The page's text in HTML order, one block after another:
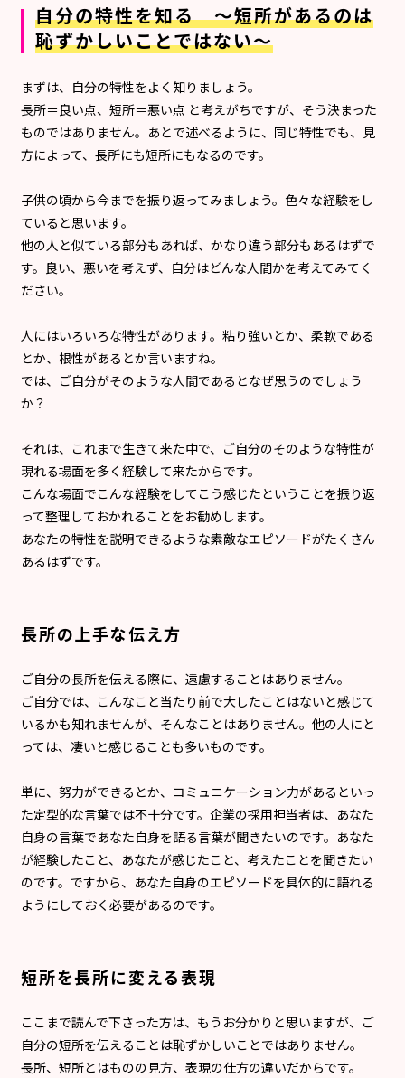
自分の特性を知る ～短所があるのは
恥ずかしいことではない～
まずは、自分の特性をよく知りましょう。
長所＝良い点、短所＝悪い点 と考えがちですが、そう決まった
ものではありません。あとで述べるように、同じ特性でも、見
方によって、長所にも短所にもなるのです。
子供の頃から今までを振り返ってみましょう。色々な経験をし
ていると思います。
他の人と似ている部分もあれば、かなり違う部分もあるはずで
す。良い、悪いを考えず、自分はどんな人間かを考えてみてく
ださい。
人にはいろいろな特性があります。粘り強いとか、柔軟である
とか、根性があるとか言いますね。
では、ご自分がそのような人間であるとなぜ思うのでしょう
か？
それは、これまで生きて来た中で、ご自分のそのような特性が
現れる場面を多く経験して来たからです。
こんな場面でこんな経験をしてこう感じたということを振り返
って整理しておかれることをお勧めします。
あなたの特性を説明できるような素敵なエピソードがたくさん
あるはずです。
長所の上手な伝え方
ご自分の長所を伝える際に、遠慮することはありません。
ご自分では、こんなこと当たり前で大したことはないと感じて
いるかも知れませんが、そんなことはありません。他の人にと
っては、凄いと感じることも多いものです。
単に、努力ができるとか、コミュニケーション力があるといっ
た定型的な言葉では不十分です。企業の採用担当者は、あなた
自身の言葉であなた自身を語る言葉が聞きたいのです。あなた
が経験したこと、あなたが感じたこと、考えたことを聞きたい
のです。ですから、あなた自身のエピソードを具体的に語れる
ようにしておく必要があるのです。
短所を長所に変える表現
ここまで読んで下さった方は、もうお分かりと思いますが、ご
自分の短所を伝えることは恥ずかしいことではありません。
長所、短所とはものの見方、表現の仕方の違いだからです。